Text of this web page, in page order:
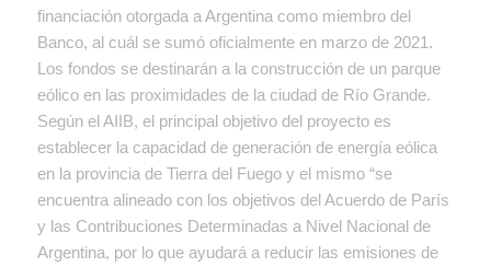
financiación otorgada a Argentina como miembro del
Banco, al cuál se sumó oficialmente en marzo de 2021.
Los fondos se destinarán a la construcción de un parque
eólico en las proximidades de la ciudad de Río Grande.
Según el AIIB, el principal objetivo del proyecto es
establecer la capacidad de generación de energía eólica
en la provincia de Tierra del Fuego y el mismo “se
encuentra alineado con los objetivos del Acuerdo de París
y las Contribuciones Determinadas a Nivel Nacional de
Argentina, por lo que ayudará a reducir las emisiones de